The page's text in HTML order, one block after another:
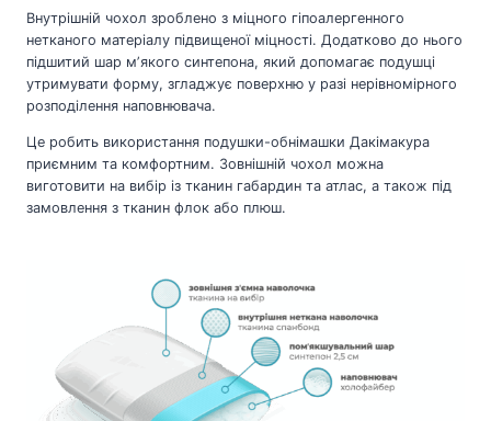
Внутрішній чохол зроблено з міцного гіпоалергенного
нетканого матеріалу підвищеної міцності. Додатково до нього
підшитий шар мʼякого синтепона, який допомагає подушці
утримувати форму, згладжує поверхню у разі нерівномірного
розподілення наповнювача.
Це робить використання подушки-обнімашки Дакімакура
приємним та комфортним. Зовнішній чохол можна
виготовити на вибір із тканин габардин та атлас, а також під
замовлення з тканин флок або плюш.